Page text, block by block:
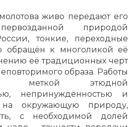
живо передают его
природой
тонкие, переходные
обращён к многоликой её
её традиционных черт
образа. Работы
меткой этюдной
непринуждённостью и
на окружающую природу,
с необходимой долей